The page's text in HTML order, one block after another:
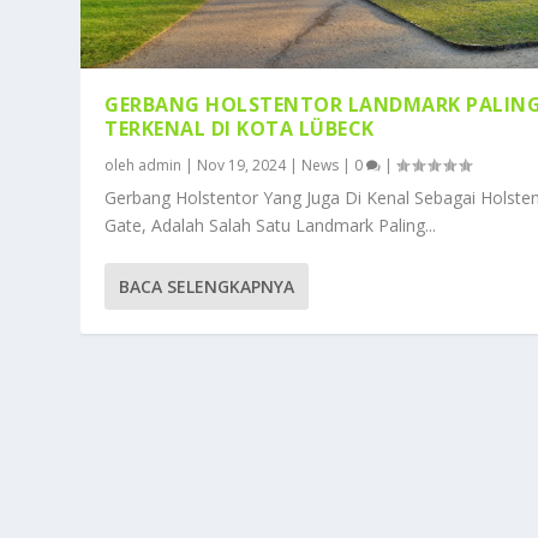
GERBANG HOLSTENTOR LANDMARK
TERKENAL DI KOTA LÜBECK
oleh admin | Nov 19, 2024| News | 0 |
Gerbang Holstentor Yang Juga Di Kenal Sebagai
Gate, Adalah Salah Satu Landmark Paling...
BACA SELENGKAPNYA